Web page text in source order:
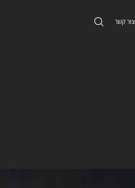
צור קשר